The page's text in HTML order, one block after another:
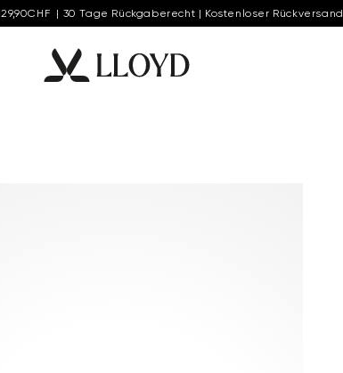
| 30 Tage Rückgaberecht | Kostenloser Rückversand